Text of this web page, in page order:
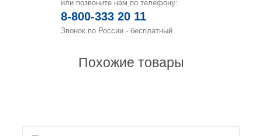
или позвоните нам по телефону:
8-800-333 20 11
Звонок по России - бесплатный
Похожие товары